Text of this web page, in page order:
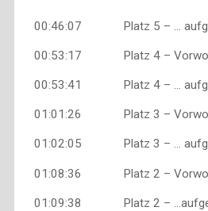
00:46:07 Platz 5 – …
00:53:17 Platz 4 –
00:53:41 Platz 4 – …
01:01:26 Platz 3 –
01:02:05 Platz 3 – …
01:08:36 Platz 2 –
01:09:38 Platz 2 –